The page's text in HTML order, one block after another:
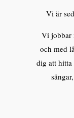
Vi är
Vi jobbar
och med
dig att hitta